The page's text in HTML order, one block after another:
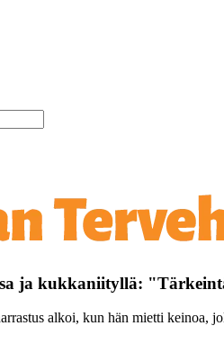
ja kukkaniityllä:
alkoi, kun hän mietti keinoa,